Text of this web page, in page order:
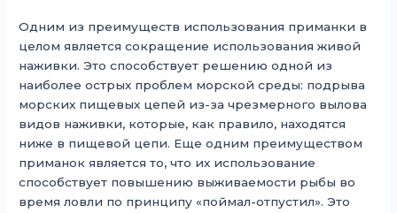
Одним из преимуществ использования приманки в
целом является сокращение использования живой
наживки. Это способствует решению одной из
наиболее острых проблем морской среды: подрыва
морских пищевых цепей из-за чрезмерного вылова
видов наживки, которые, как правило, находятся
ниже в пищевой цепи. Еще одним преимуществом
приманок является то, что их использование
способствует повышению выживаемости рыбы во
время ловли по принципу «поймал-отпустил». Это